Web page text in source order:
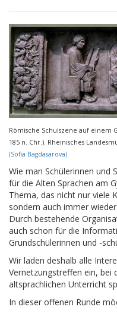
Römische Schulszene auf einem
185 n. Chr.). Rheinisches
(Sofia Bagdasarova)
Wie man Schülerinnen und
für die Alten Sprachen am
Thema, das nicht nur viele
sondern auch immer
Durch bestehende
auch schon für die
Grundschülerinnen und -
Wir laden deshalb alle
Vernetzungstreffen ein, bei
altsprachlichen Unterricht
In dieser offenen Runde